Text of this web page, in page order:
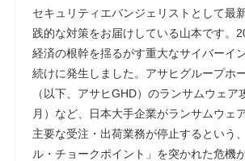
セキュリティエバンジェリストとして最
践的な対策をお届けしている山本です。
経済の根幹を揺るがす重大なサイバーイ
続けに発生しました。アサヒグループホ
（以下、アサヒGHD）のランサムウェア
月）など、日本大手企業がランサムウェ
主要な受注・出荷業務が停止するという
ル・チョークポイント」を突かれた危機